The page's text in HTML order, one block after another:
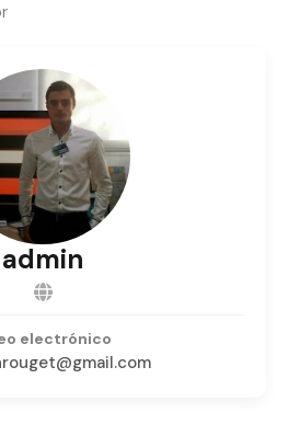
admin
electrónico